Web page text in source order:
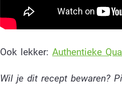
Ook lekker: Authentieke
Wil je dit recept bewaren?